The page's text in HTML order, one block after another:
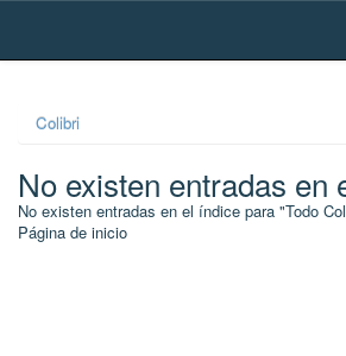
Skip
Colibri
No existen entradas en
No existen entradas en el índice para "Todo
Página de inicio